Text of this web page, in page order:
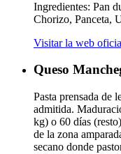
Ingredientes: Pan
Chorizo, Panceta,
Visitar la web
Queso
Pasta prensada de
admitida.
kg) o 60 días
de la zona
secano donde